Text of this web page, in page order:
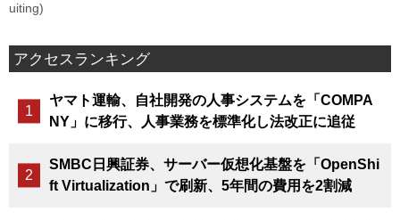
uiting)
アクセスランキング
ヤマト運輸、自社開発の人事システムを「COMPA
NY」に移行、人事業務を標準化し法改正に追従
SMBC日興証券、サーバー仮想化基盤を「OpenShi
ft Virtualization」で刷新、5年間の費用を2割減